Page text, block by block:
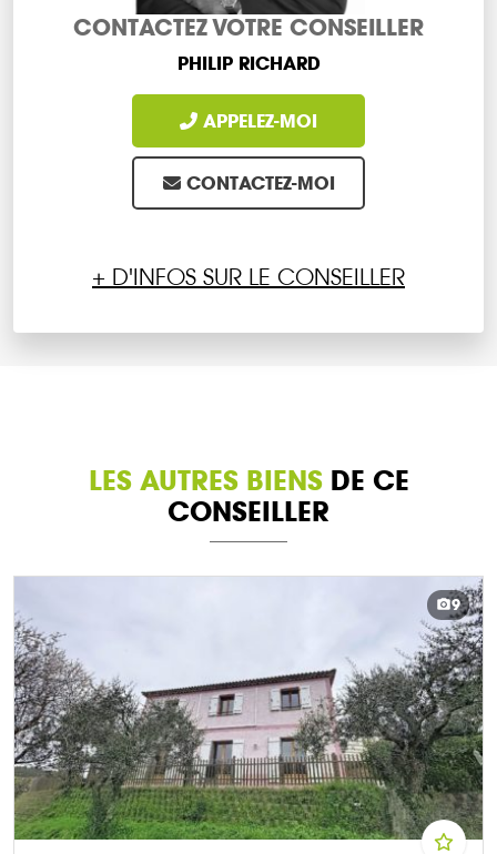
CONTACTEZ VOTRE CONSEILLER
PHILIP RICHARD
APPELEZ-MOI
CONTACTEZ-MOI
+ D'INFOS SUR LE CONSEILLER
LES AUTRES BIENSDE CE
CONSEILLER
9